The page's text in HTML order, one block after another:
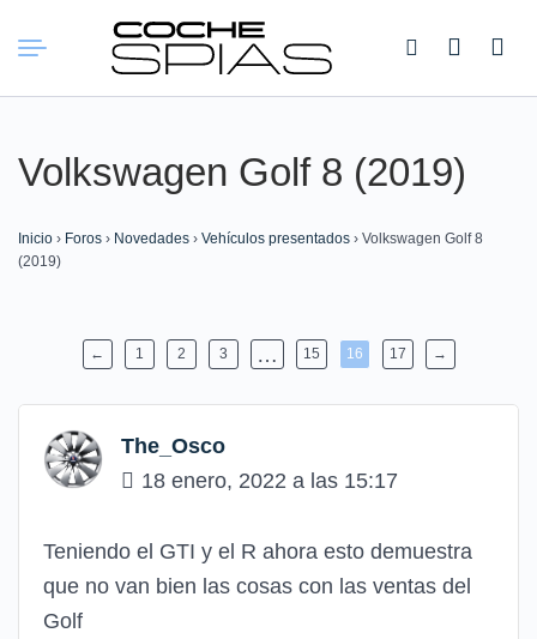
Buscar:
Volkswagen Golf 8 (2019)
Inicio › Foros › Novedades › Vehículos presentados › Volkswagen Golf 8
(2019)
← 1 2 3 … 15 16 17 →
The_Osco
18 enero, 2022 a las 15:17
Teniendo el GTI y el R ahora esto demuestra
que no van bien las cosas con las ventas del
Golf